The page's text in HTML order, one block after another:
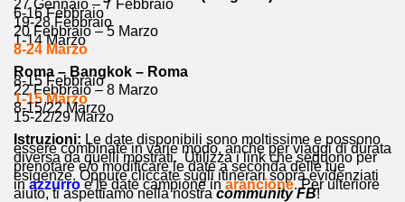
27 Gennaio – 7 Febbraio
6-16 Febbraio
19-28 Febbraio
20 Febbraio – 5 Marzo
1-14 Marzo
8-24 Marzo
Roma – Bangkok – Roma
8-15 Febbraio
22 Febbraio – 8 Marzo
1-15 Marzo
8-15/22 Marzo
15-22/29 Marzo
Istruzioni: Le date disponibili sono moltissime e possono
essere combinate in varie modo, anche per viaggi di durata
diversa da quelli mostrati. Utilizza i link che seguono per
prenotare e/o modificare le date a seconda delle tue
esigenze. Oppure cliccate sugli itinerari sopra evidenziati
inazzurro e le date campione inarancione. Per ulteriore
aiuto, ti aspettiamo nella nostracommunity FB!